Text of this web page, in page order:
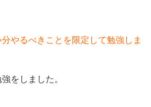
やるべきことを限定して勉強しま
をしました。